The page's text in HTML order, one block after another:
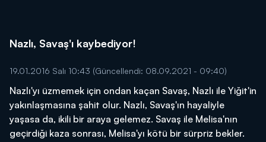
Nazlı, Savaş'ı kaybediyor!
19.01.2016 Salı 10:43 (Güncellendi: 08.09.2021 - 09:40)
Nazlı'yı üzmemek için ondan kaçan Savaş, Nazlı ile Yiğit'in
yakınlaşmasına şahit olur. Nazlı, Savaş'ın hayaliyle
yaşasa da, ikili bir araya gelemez. Savaş ile Melisa'nın
geçirdiği kaza sonrası, Melisa'yı kötü bir sürpriz bekler.